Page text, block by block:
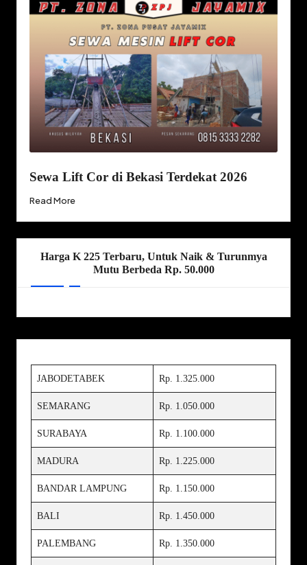
Sewa Lift Cor di Bekasi Terdekat 2026
Read More
Harga K 225 Terbaru, Untuk Naik & Turunmya
Mutu Berbeda Rp. 50.000
JABODETABEK Rp. 1.325.000
SEMARANG Rp. 1.050.000
SURABAYA Rp. 1.100.000
MADURA Rp. 1.225.000
BANDAR LAMPUNG Rp. 1.150.000
BALI Rp. 1.450.000
PALEMBANG Rp. 1.350.000